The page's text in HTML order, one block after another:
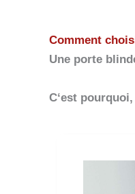
Comment
Une porte
C‘est